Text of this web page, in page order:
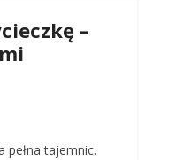
–
pełna tajemnic.